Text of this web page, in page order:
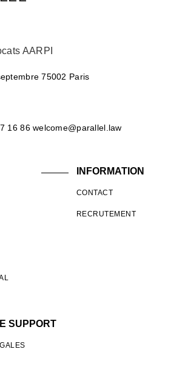
AARPI
75002 Paris
16 86 welcome@parallel.law
INFORMATION
CONTACT
RECRUTEMENT
SUPPORT